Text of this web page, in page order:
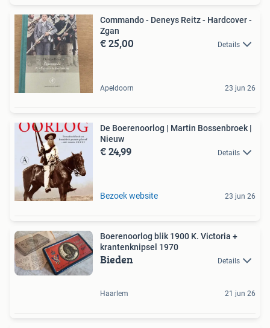
Commando - Deneys Reitz - Hardcover -
Zgan
€ 25,00 Details
Apeldoorn 23 jun 26
De Boerenoorlog | Martin Bossenbroek |
Nieuw
€ 24,99 Details
Bezoek website 23 jun 26
Boerenoorlog blik 1900 K. Victoria +
krantenknipsel 1970
Bieden Details
Haarlem 21 jun 26